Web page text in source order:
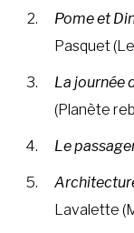
Pome et
Pasquet
La journée
(Planète
Le
Lavalette